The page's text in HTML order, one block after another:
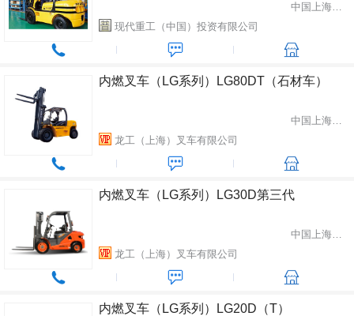
中国上海市闵行区
现代重工（中国）投资有限公司
内燃叉车（LG系列）LG80DT（石材车）
中国上海市松江区
龙工（上海）叉车有限公司
内燃叉车（LG系列）LG30D第三代
中国上海市松江区
龙工（上海）叉车有限公司
内燃叉车（LG系列）LG20D（T）